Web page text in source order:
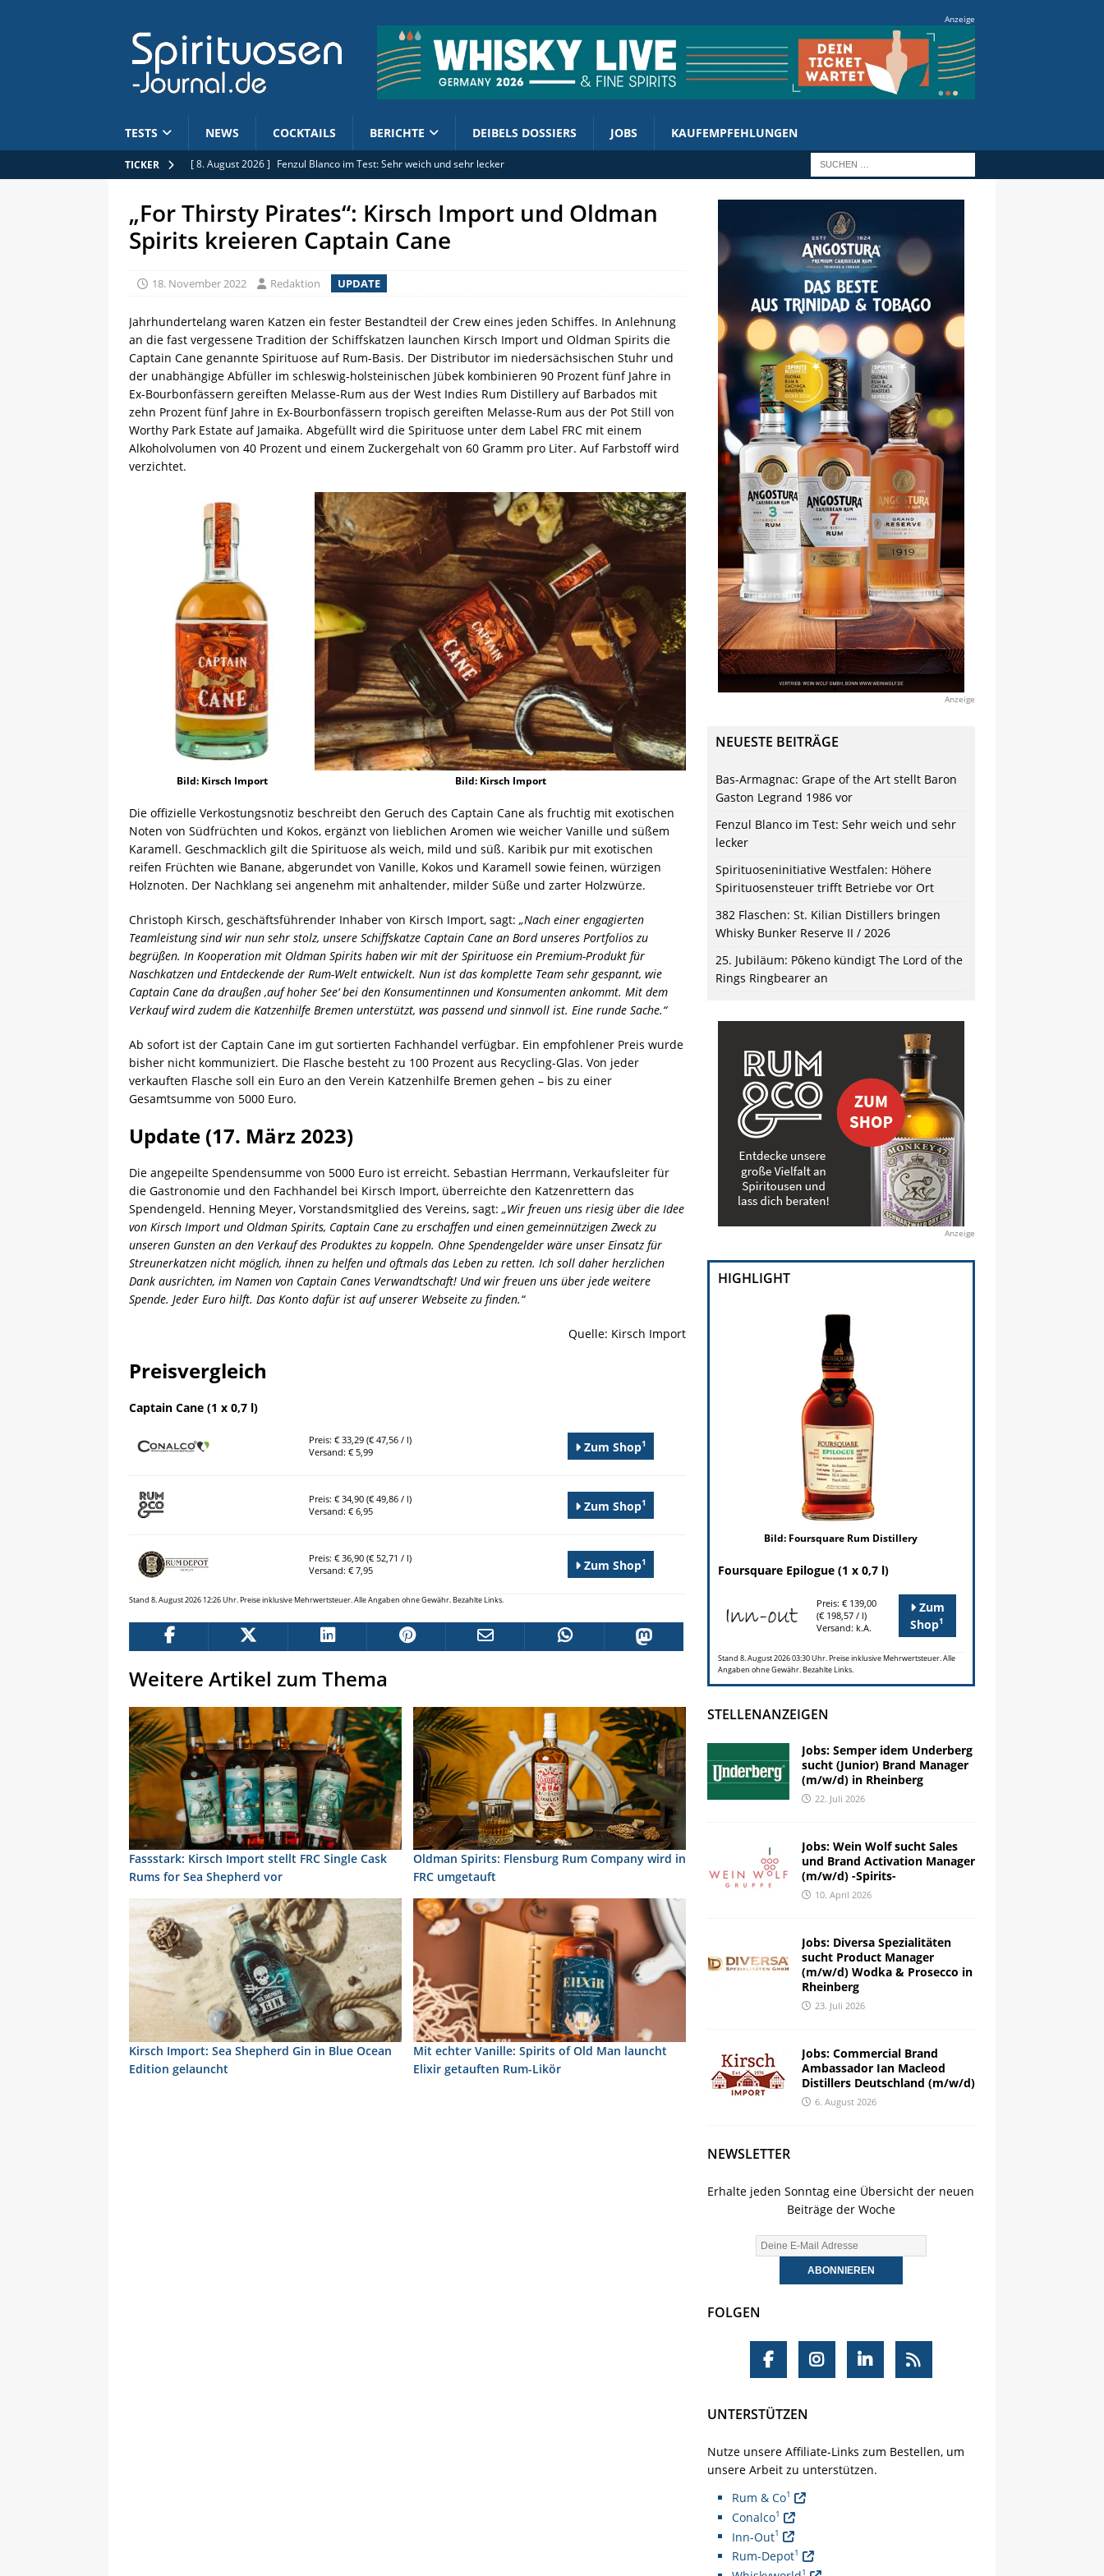
Anzeige
TESTS NEWS COCKTAILS BERICHTE DEIBELS DOSSIERS JOBS KAUFEMPFEHLUNGEN
TICKER [ 8. August 2026 ] Fenzul Blanco im Test: Sehr weich und sehr lecker
[ 7. August 2026 ] 382 Flaschen: St. Kilian Distillers bringen Whisky Bunker Reserve II / 2026
[ 7. August 2026 ] 25. Jubiläum: Pōkeno kündigt The Lord of the Rings Ringbearer an
[ 8. August 2026 ]
Bas-Armagnac: Grape of the Art stellt Baron Gaston Legrand 1986 vor
„For Thirsty Pirates“: Kirsch Import und Oldman
Spirits kreieren Captain Cane
18. November 2022 Redaktion UPDATE
Jahrhundertelang waren Katzen ein fester Bestandteil der Crew eines jeden Schiffes. In Anlehnung
an die fast vergessene Tradition der Schiffskatzen launchen Kirsch Import und Oldman Spirits die
Captain Cane genannte Spirituose auf Rum-Basis. Der Distributor im niedersächsischen Stuhr und
der unabhängige Abfüller im schleswig-holsteinischen Jübek kombinieren 90 Prozent fünf Jahre in
Ex-Bourbonfässern gereiften Melasse-Rum aus der West Indies Rum Distillery auf Barbados mit
zehn Prozent fünf Jahre in Ex-Bourbonfässern tropisch gereiften Melasse-Rum aus der Pot Still von
Worthy Park Estate auf Jamaika. Abgefüllt wird die Spirituose unter dem Label FRC mit einem
Alkoholvolumen von 40 Prozent und einem Zuckergehalt von 60 Gramm pro Liter. Auf Farbstoff wird
verzichtet.
Bild: Kirsch Import Bild: Kirsch Import
Die offizielle Verkostungsnotiz beschreibt den Geruch des Captain Cane als fruchtig mit exotischen
Noten von Südfrüchten und Kokos, ergänzt von lieblichen Aromen wie weicher Vanille und süßem
Karamell. Geschmacklich gilt die Spirituose als weich, mild und süß. Karibik pur mit exotischen
reifen Früchten wie Banane, abgerundet von Vanille, Kokos und Karamell sowie feinen, würzigen
Holznoten. Der Nachklang sei angenehm mit anhaltender, milder Süße und zarter Holzwürze.
Christoph Kirsch, geschäftsführender Inhaber von Kirsch Import, sagt: „Nach einer engagierten
Teamleistung sind wir nun sehr stolz, unsere Schiffskatze Captain Cane an Bord unseres Portfolios zu
begrüßen. In Kooperation mit Oldman Spirits haben wir mit der Spirituose ein Premium-Produkt für
Naschkatzen und Entdeckende der Rum-Welt entwickelt. Nun ist das komplette Team sehr gespannt, wie
Captain Cane da draußen ‚auf hoher See‘ bei den Konsumentinnen und Konsumenten ankommt. Mit dem
Verkauf wird zudem die Katzenhilfe Bremen unterstützt, was passend und sinnvoll ist. Eine runde Sache.“
Ab sofort ist der Captain Cane im gut sortierten Fachhandel verfügbar. Ein empfohlener Preis wurde
bisher nicht kommuniziert. Die Flasche besteht zu 100 Prozent aus Recycling-Glas. Von jeder
verkauften Flasche soll ein Euro an den Verein Katzenhilfe Bremen gehen – bis zu einer
Gesamtsumme von 5000 Euro.
Update (17. März 2023)
Die angepeilte Spendensumme von 5000 Euro ist erreicht. Sebastian Herrmann, Verkaufsleiter für
die Gastronomie und den Fachhandel bei Kirsch Import, überreichte den Katzenrettern das
Spendengeld. Henning Meyer, Vorstandsmitglied des Vereins, sagt: „Wir freuen uns riesig über die Idee
von Kirsch Import und Oldman Spirits, Captain Cane zu erschaffen und einen gemeinnützigen Zweck zu
unseren Gunsten an den Verkauf des Produktes zu koppeln. Ohne Spendengelder wäre unser Einsatz für
Streunerkatzen nicht möglich, ihnen zu helfen und oftmals das Leben zu retten. Ich soll daher herzlichen
Dank ausrichten, im Namen von Captain Canes Verwandtschaft! Und wir freuen uns über jede weitere
Spende. Jeder Euro hilft. Das Konto dafür ist auf unserer Webseite zu finden.“
Quelle: Kirsch Import
Preisvergleich
Captain Cane (1 x 0,7 l)
Preis: € 33,29 (€ 47,56 / l)
Versand: € 5,99
Zum Shop1
Preis: € 34,90 (€ 49,86 / l)
Versand: € 6,95
Zum Shop1
Preis: € 36,90 (€ 52,71 / l)
Versand: € 7,95
Zum Shop1
Stand 8. August 2026 12:26 Uhr. Preise inklusive Mehrwertsteuer. Alle Angaben ohne Gewähr. Bezahlte Links.
Weitere Artikel zum Thema
Fassstark: Kirsch Import stellt FRC Single Cask
Rums for Sea Shepherd vor
Oldman Spirits: Flensburg Rum Company wird in
FRC umgetauft
Kirsch Import: Sea Shepherd Gin in Blue Ocean
Edition gelauncht
Mit echter Vanille: Spirits of Old Man launcht
Elixir getauften Rum-Likör
Anzeige
NEUESTE BEITRÄGE
Bas-Armagnac: Grape of the Art stellt Baron
Gaston Legrand 1986 vor
Fenzul Blanco im Test: Sehr weich und sehr
lecker
Spirituoseninitiative Westfalen: Höhere
Spirituosensteuer trifft Betriebe vor Ort
382 Flaschen: St. Kilian Distillers bringen
Whisky Bunker Reserve II / 2026
25. Jubiläum: Pōkeno kündigt The Lord of the
Rings Ringbearer an
Anzeige
HIGHLIGHT
Bild: Foursquare Rum Distillery
Foursquare Epilogue (1 x 0,7 l)
Preis: € 139,00
(€ 198,57 / l)
Versand: k.A.
Zum
Shop1
Stand 8. August 2026 03:30 Uhr. Preise inklusive Mehrwertsteuer. Alle
Angaben ohne Gewähr. Bezahlte Links.
STELLENANZEIGEN
Jobs: Semper idem Underberg
sucht (Junior) Brand Manager
(m/w/d) in Rheinberg
22. Juli 2026
Jobs: Wein Wolf sucht Sales
und Brand Activation Manager
(m/w/d) -Spirits-
10. April 2026
Jobs: Diversa Spezialitäten
sucht Product Manager
(m/w/d) Wodka & Prosecco in
Rheinberg
23. Juli 2026
Jobs: Commercial Brand
Ambassador Ian Macleod
Distillers Deutschland (m/w/d)
6. August 2026
NEWSLETTER
Erhalte jeden Sonntag eine Übersicht der neuen
Beiträge der Woche
FOLGEN
UNTERSTÜTZEN
Nutze unsere Affiliate-Links zum Bestellen, um
unsere Arbeit zu unterstützen.
Rum & Co1
Conalco1
Inn-Out1
Rum-Depot1
1